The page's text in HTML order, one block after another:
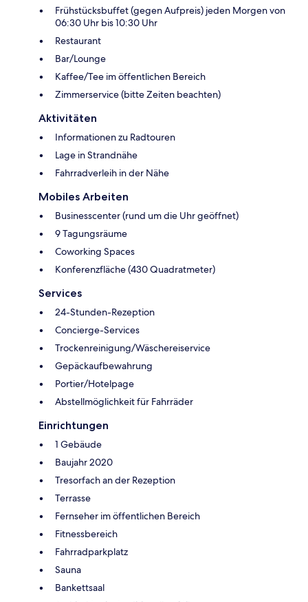
Frühstücksbuffet (gegen Aufpreis) jeden Morgen von
06:30 Uhr bis 10:30 Uhr
Restaurant
Bar/Lounge
Kaffee/Tee im öffentlichen Bereich
Zimmerservice (bitte Zeiten beachten)
Aktivitäten
Informationen zu Radtouren
Lage in Strandnähe
Fahrradverleih in der Nähe
Mobiles Arbeiten
Businesscenter (rund um die Uhr geöffnet)
9 Tagungsräume
Coworking Spaces
Konferenzfläche (430 Quadratmeter)
Services
24-Stunden-Rezeption
Concierge-Services
Trockenreinigung/Wäschereiservice
Gepäckaufbewahrung
Portier/Hotelpage
Abstellmöglichkeit für Fahrräder
Einrichtungen
1 Gebäude
Baujahr 2020
Tresorfach an der Rezeption
Terrasse
Fernseher im öffentlichen Bereich
Fitnessbereich
Fahrradparkplatz
Sauna
Bankettsaal